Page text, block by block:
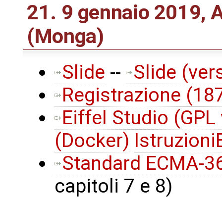
21. 9 gennaio 2019,
(Monga)
Slide --
Slide
Registrazione
Eiffel Studio
(Docker)
Standard ECMA-
capitoli 7 e 8)